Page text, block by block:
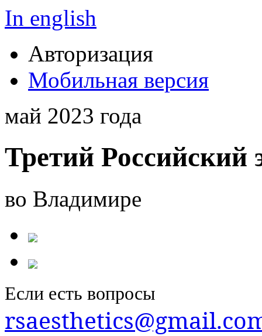
In english
Авторизация
Мобильная версия
май 2023 года
Третий Российский
во Владимире
Если есть вопросы